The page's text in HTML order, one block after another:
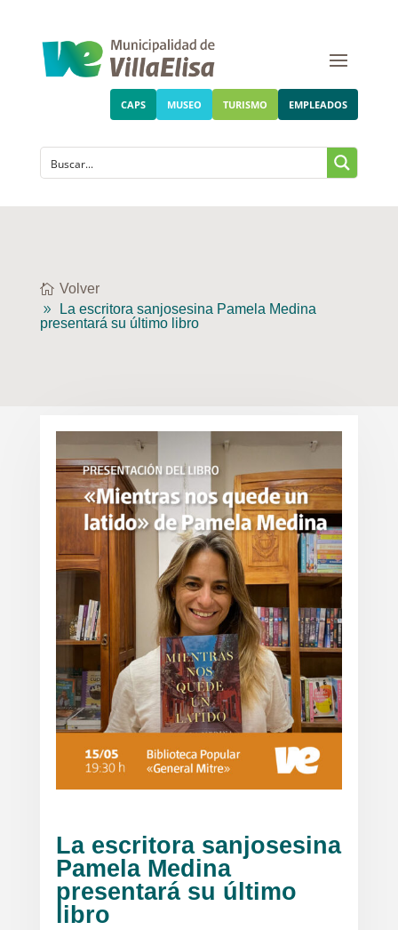
CAPS MUSEO TURISMO EMPLEADOS
Volver
La escritora sanjosesina Pamela Medina
presentará su último libro
La escritora sanjosesina
Pamela Medina
presentará su último
libro